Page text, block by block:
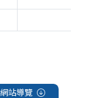
網站導覽